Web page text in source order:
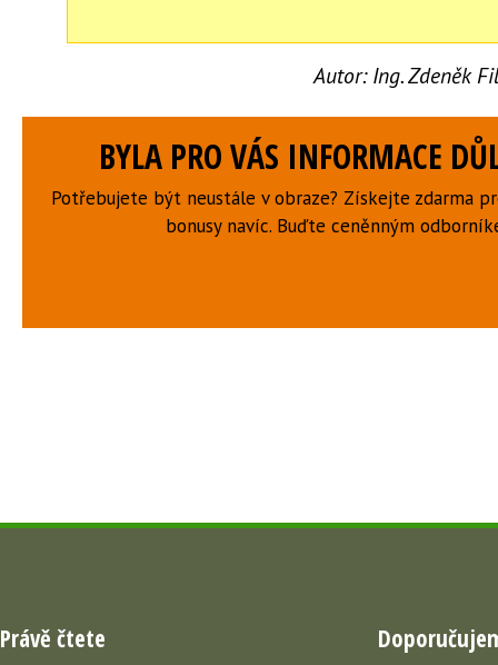
Autor: Ing. Zdeněk
BYLA PRO VÁS INFORMACE
Potřebujete být neustále v obraze? Získejte zdarma
bonusy navíc. Buďte ceněnným
Právě čtete